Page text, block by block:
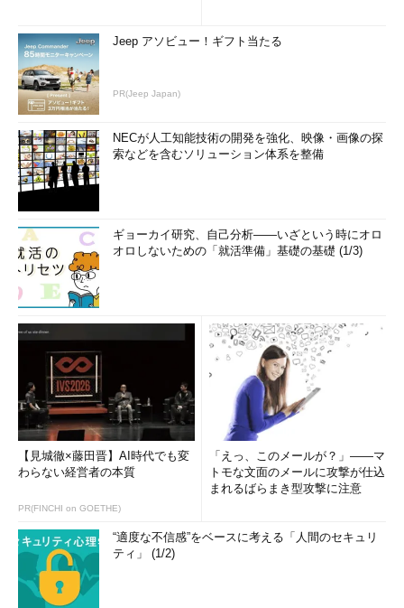
Jeep アソビュー！ギフト当たる
PR(Jeep Japan)
NECが人工知能技術の開発を強化、映像・画像の探
索などを含むソリューション体系を整備
ギョーカイ研究、自己分析――いざという時にオロ
オロしないための「就活準備」基礎の基礎 (1/3)
【見城徹×藤田晋】AI時代でも変
わらない経営者の本質
PR(FINCHI on GOETHE)
「えっ、このメールが？」――マ
トモな文面のメールに攻撃が仕込
まれるばらまき型攻撃に注意
“適度な不信感”をベースに考える「人間のセキュリ
ティ」 (1/2)